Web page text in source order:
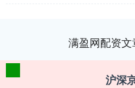
满盈网配资
沪深